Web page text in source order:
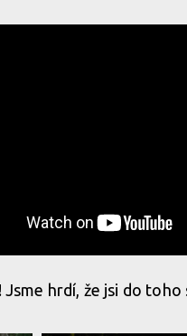
hrdí, že jsi do toho